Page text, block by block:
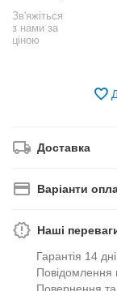
Зв'яжіться
з нами за
ціною
Доставка
Варіанти
Наші
Гарантія 14
Повідомлення